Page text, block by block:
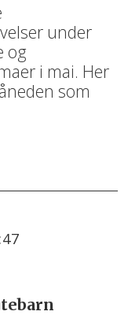
under
og
i mai. Her
som